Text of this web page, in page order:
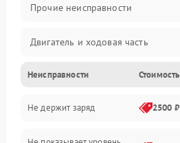
Прочие неисправности
Двигатель и ходовая часть
Тормоза и безопасность
Подвеска и колеса
Неисправности Стоимость
Не держит заряд 2500 ₽